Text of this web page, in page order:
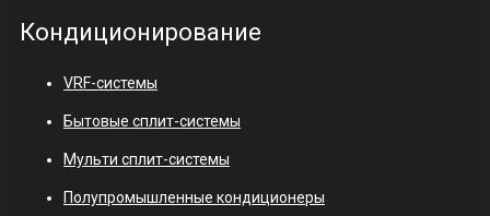
Кондиционирование
VRF-системы
Бытовые сплит-системы
Мульти сплит-системы
Полупромышленные кондиционеры